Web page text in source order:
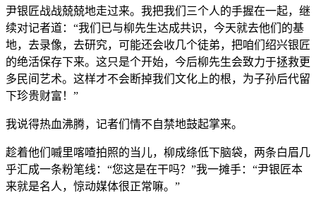
尹银匠战战兢兢地走过来。我把我们三个人的手握在一起，继
续对记者道：“我们已与柳先生达成共识，今天就去他们的基
地，去录像，去研究，可能还会收几个徒弟，把咱们绍兴银匠
的绝活保存下来。这只是个开始，今后柳先生会致力于拯救更
多民间艺术。这样才不会断掉我们文化上的根，为子孙后代留
下珍贵财富！”
我说得热血沸腾，记者们情不自禁地鼓起掌来。
趁着他们嘁里喀喳拍照的当儿，柳成绦低下脑袋，两条白眉几
乎汇成一条粉笔线：“您这是在干吗？”我一摊手：“尹银匠本
来就是名人，惊动媒体很正常嘛。”